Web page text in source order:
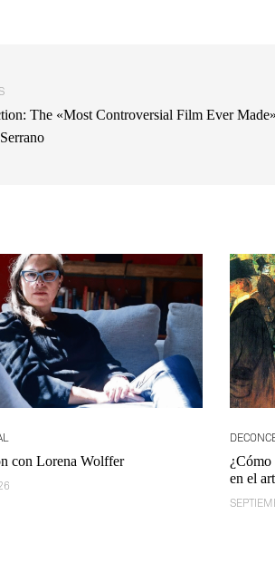
The «Most Controversial Film Ever
con Lorena Wolffer
¿Cómo
en el